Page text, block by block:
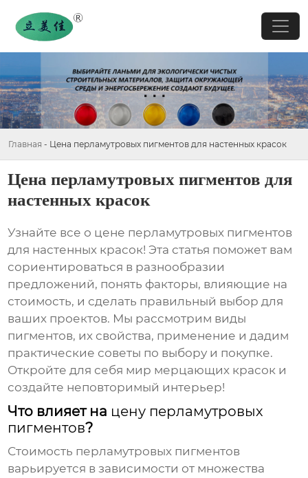
Главная - Цена перламутровых пигментов для настенных красок
Цена перламутровых пигментов для
настенных красок
Узнайте все о цене перламутровых пигментов
для настенных красок! Эта статья поможет вам
сориентироваться в разнообразии
предложений, понять факторы, влияющие на
стоимость, и сделать правильный выбор для
ваших проектов. Мы рассмотрим виды
пигментов, их свойства, применение и дадим
практические советы по выбору и покупке.
Откройте для себя мир мерцающих красок и
создайте неповторимый интерьер!
Что влияет на цену перламутровых
пигментов?
Стоимость перламутровых пигментов
варьируется в зависимости от множества